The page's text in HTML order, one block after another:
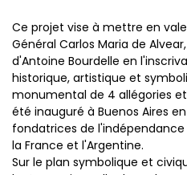
Ce projet vise à mettre en
Général Carlos Maria de
d'Antoine Bourdelle en
historique, artistique et
monumental de 4 allégories
été inauguré à Buenos Aires
fondatrices de
la France et l'Argentine.
Sur le plan symbolique et